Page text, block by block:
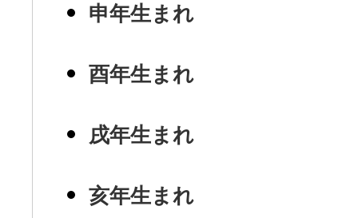
申年生まれ
酉年生まれ
戌年生まれ
亥年生まれ